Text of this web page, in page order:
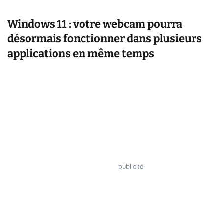
Windows 11 : votre webcam pourra
désormais fonctionner dans plusieurs
applications en même temps